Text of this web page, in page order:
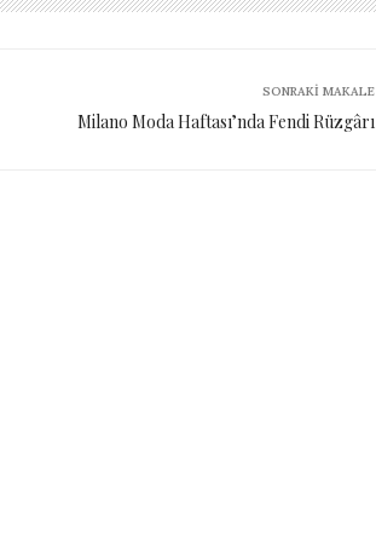
SONRAKI MAKALE
Milano Moda Haftası’nda Fendi Rüzgârı